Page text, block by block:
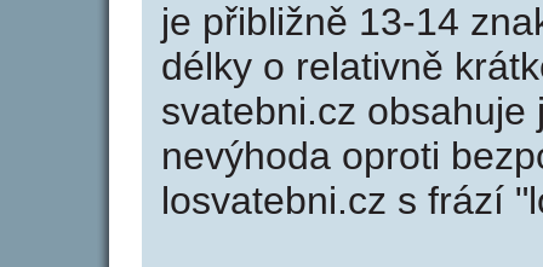
je přibližně 13-14
délky o relativně
svatebni.cz
nevýhoda oproti
losvatebni.cz s frází